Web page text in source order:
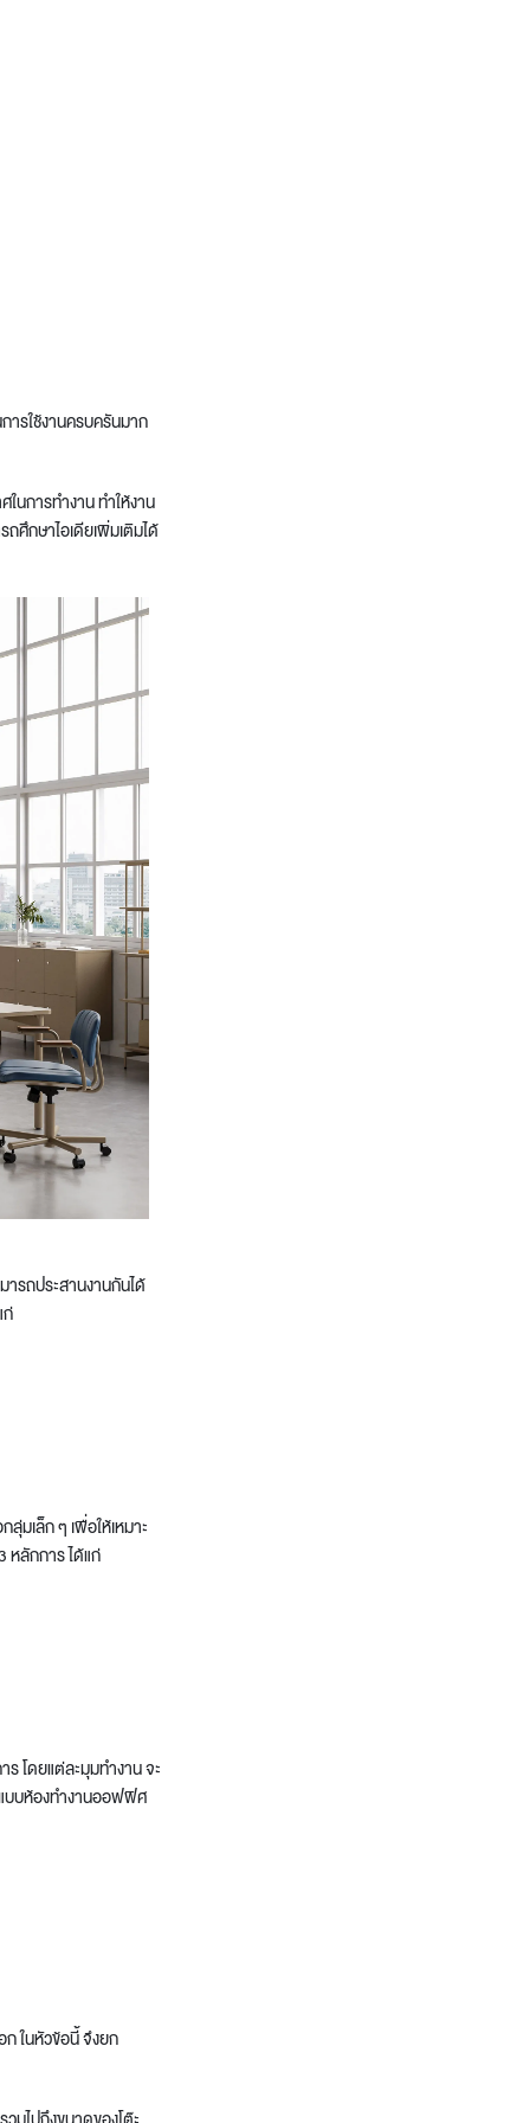
รใช้งานครบครันมาก
ในการทำงาน ทำให้งาน
ศึกษาไอเดียเพิ่มเติมได้
ารถประสานงานกันได้
มเล็ก ๆ เพื่อให้เหมาะ
หลักการ ได้แก่
โดยแต่ละมุมทำงาน จะ
บบห้องทำงานออฟฟิศ
ในหัวข้อนี้ จึงยก